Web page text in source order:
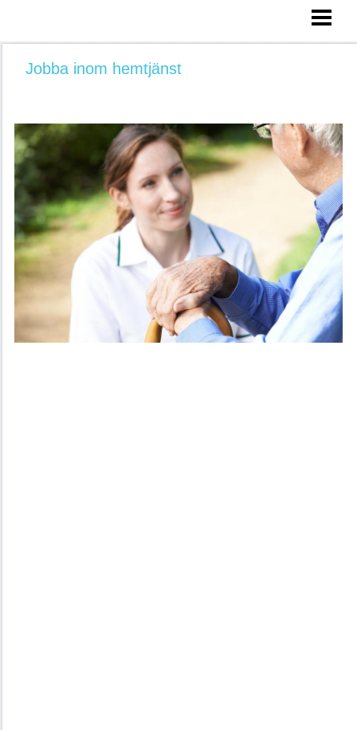
LÅG LÖN HEMTJÄNST?
SÅ FUNKAR HEMTJÄNST
BLOGG
Jobba inom hemtjänst